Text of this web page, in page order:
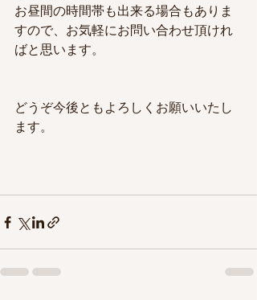
お昼間の時間帯も出来る場合もありま
すので、お気軽にお問い合わせ頂けれ
ばと思います。
どうぞ今後ともよろしくお願いいたし
ます。